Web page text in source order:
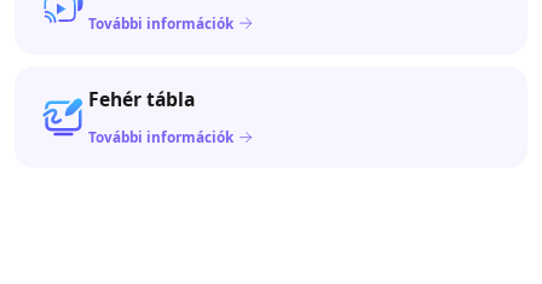
További információk
Fehér tábla
További információk